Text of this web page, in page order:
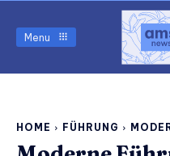
Menu
HOME FÜHRUNG